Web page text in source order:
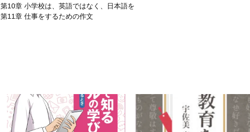
第10章 小学校は、英語ではなく、日本語を
第11章 仕事をするための作文